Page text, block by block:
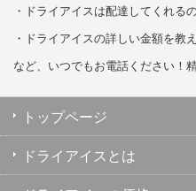
・ドライアイスは配達してくれる
・ドライアイスの詳しい金額を教
など、いつでもお電話ください！
トップページ
ドライアイスとは